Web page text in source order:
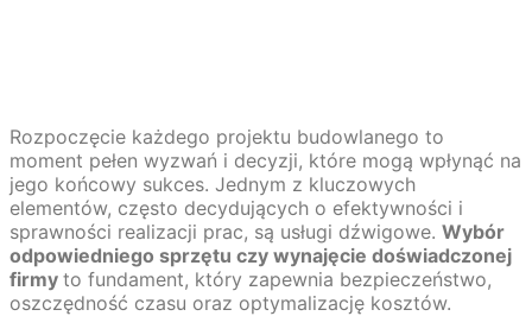
Rozpoczęcie każdego projektu budowlanego to
moment pełen wyzwań i decyzji, które mogą wpłynąć na
jego końcowy sukces. Jednym z kluczowych
elementów, często decydujących o efektywności i
sprawności realizacji prac, są usługi dźwigowe. Wybór
odpowiedniego sprzętu czy wynajęcie doświadczonej
firmy to fundament, który zapewnia bezpieczeństwo,
oszczędność czasu oraz optymalizację kosztów.